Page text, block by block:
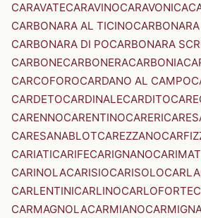
CARAVATECARAVINOCARAVONICA
CARBONARA AL TICINO
CARBONARA DI POCARBONARA
CARBONECARBONERACARBONIA
CARCOFOROCARDANO AL CAMPO
CARDETOCARDINALECARDITO
CARENNOCARENTINOCARERI
CARESANABLOTCAREZZANO
CARIATICARIFECARIGNANO
CARINOLACARISIOCARISOLO
CARLENTINICARLINOCARLOFORTE
CARMAGNOLACARMIANO